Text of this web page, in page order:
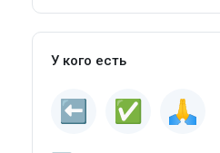
У кого есть